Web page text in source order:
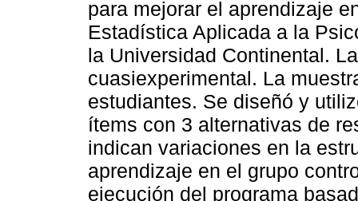
para mejorar el aprendizaje
Estadística Aplicada a la
la Universidad Continental.
cuasiexperimental. La
estudiantes. Se diseñó y
ítems con 3 alternativas de
indican variaciones en la
aprendizaje en el grupo
ejecución del programa